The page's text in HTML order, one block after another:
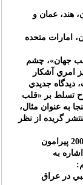
هند، عمان و
امارات متحده
جهان»، چشم
امري آشکار
ديدگاه جديدي
تسلط بر «قلب
به عنوان مثال،
گريده از نظر
1. در سند اول که در انگلستان به تاريخ 24 فوريه 2006 پيرامون
به
در عراق